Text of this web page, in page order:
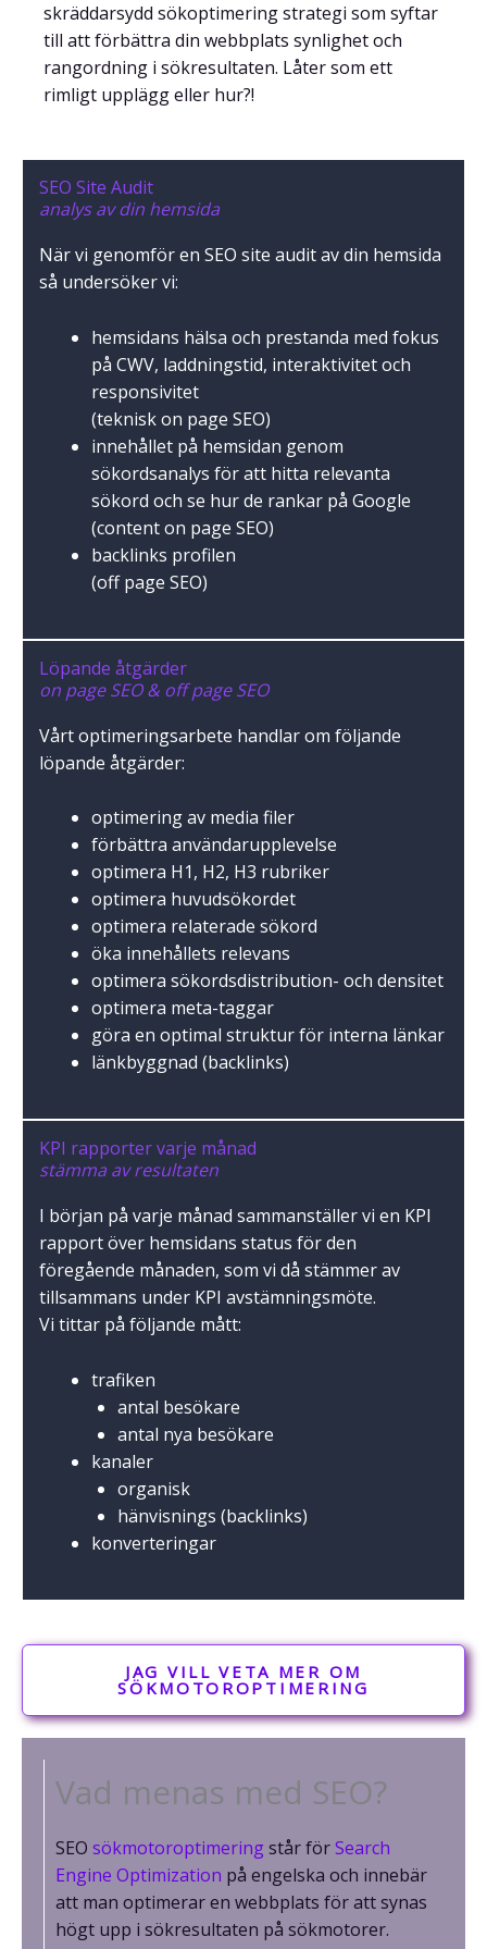
skräddarsydd sökoptimering strategi som syftar
till att förbättra din webbplats synlighet och
rangordning i sökresultaten. Låter som ett
rimligt upplägg eller hur?!
SEO Site Audit
analys av din hemsida
När vi genomför en SEO site audit av din hemsida
så undersöker vi:
hemsidans hälsa och prestanda med fokus
på CWV, laddningstid, interaktivitet och
responsivitet
(teknisk on page SEO)
innehållet på hemsidan genom
sökordsanalys för att hitta relevanta
sökord och se hur de rankar på Google
(content on page SEO)
backlinks profilen
(off page SEO)
Löpande åtgärder
on page SEO & off page SEO
Vårt optimeringsarbete handlar om följande
löpande åtgärder:
optimering av media filer
förbättra användarupplevelse
optimera H1, H2, H3 rubriker
optimera huvudsökordet
optimera relaterade sökord
öka innehållets relevans
optimera sökordsdistribution- och densitet
optimera meta-taggar
göra en optimal struktur för interna länkar
länkbyggnad (backlinks)
KPI rapporter varje månad
stämma av resultaten
I början på varje månad sammanställer vi en KPI
rapport över hemsidans status för den
föregående månaden, som vi då stämmer av
tillsammans under KPI avstämningsmöte.
Vi tittar på följande mått:
trafiken
antal besökare
antal nya besökare
kanaler
organisk
hänvisnings (backlinks)
konverteringar
JAG VILL VETA MER OM
SÖKMOTOROPTIMERING
Vad menas med SEO?
SEO sökmotoroptimeringstår förSearch
Engine Optimization på engelska och innebär
att man optimerar en webbplats för att synas
högt upp i sökresultaten på sökmotorer.